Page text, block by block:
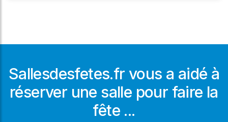
Sallesdesfetes.fr vous a aidé à
réserver une salle pour faire la
fête ...